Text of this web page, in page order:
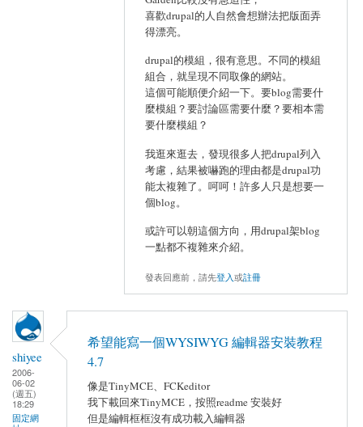
喜歡drupal的人自然會想辦法把版面弄
得漂亮。
drupal的模組，很有意思。不同的模組
組合，就呈現不同取像的網站。
這個可能順便介紹一下。要blog需要什
麼模組？要討論區需要什麼？要相本需
要什麼模組？
我逛來逛去，發現很多人把drupal列入
考慮，結果被嚇跑的理由都是drupal功
能太複雜了。呵呵！許多人只是想要一
個blog。
或許可以朝這個方向，用drupal架blog
一點都不複雜來介紹。
發表回應前，請先登入或註冊
shiyee
2006-
06-02
(週五)
18:29
固定網
希望能寫一個WYSIWYG 編輯器安裝教程
4.7
像是TinyMCE、FCKeditor
我下載回來TinyMCE，按照readme 安裝好
但是編輯框框沒有成功載入編輯器